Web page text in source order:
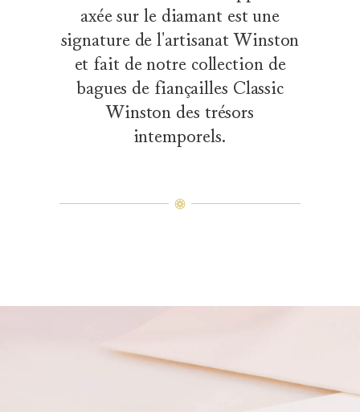
axée sur le diamant est une
signature de l'artisanat Winston
et fait de notre collection de
bagues de fiançailles Classic
Winston des trésors
intemporels.